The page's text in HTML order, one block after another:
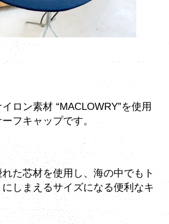
ロン素材 “MACLOWRY”を使用
フキャップです。
た芯材を使用し、海の中でもト
しまえるサイズになる便利なキ